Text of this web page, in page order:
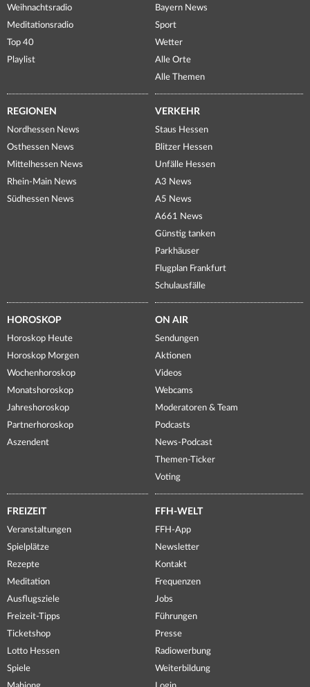
Weihnachtsradio
Meditationsradio
Top 40
Playlist
Bayern News
Sport
Wetter
Alle Orte
Alle Themen
REGIONEN
Nordhessen News
Osthessen News
Mittelhessen News
Rhein-Main News
Südhessen News
VERKEHR
Staus Hessen
Blitzer Hessen
Unfälle Hessen
A3 News
A5 News
A661 News
Günstig tanken
Parkhäuser
Flugplan Frankfurt
Schulausfälle
HOROSKOP
Horoskop Heute
Horoskop Morgen
Wochenhoroskop
Monatshoroskop
Jahreshoroskop
Partnerhoroskop
Aszendent
ON AIR
Sendungen
Aktionen
Videos
Webcams
Moderatoren & Team
Podcasts
News-Podcast
Themen-Ticker
Voting
FREIZEIT
Veranstaltungen
Spielplätze
Rezepte
Meditation
Ausflugsziele
Freizeit-Tipps
Ticketshop
Lotto Hessen
Spiele
FFH-WELT
FFH-App
Newsletter
Kontakt
Frequenzen
Jobs
Führungen
Presse
Radiowerbung
Weiterbildung